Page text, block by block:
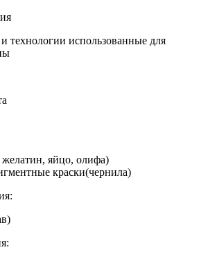
технологии использованные для
яйцо, олифа)
краски(чернила)